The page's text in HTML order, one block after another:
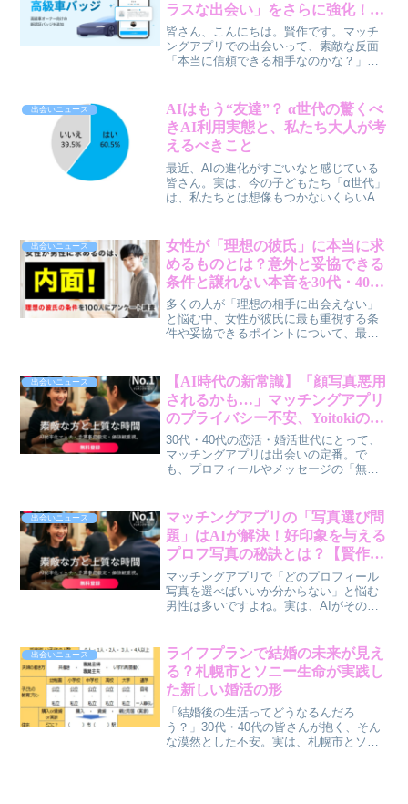
ラスな出会い」をさらに強化！賢
作が本音で解説
皆さん、こんにちは。賢作です。マッチ
ングアプリでの出会いって、素敵な反面
「本当に信頼できる相手なのかな？」と
グアプリ「Hills high」が、この度、高級
車を所有するユーザー向けの新たな認証
バッジ「高級車バッジ」を導入しまし
た。この新機能は、相手のプロフィール
に、より客観的な信頼性を加えること
で、真剣な出会いを求める30代〜40代の
皆さんの安心感を大きく高めてくれるは
ずです。賢作としても、この新機能は、
に心強い要素だと感じています。
出会いニュース
AIはもう“友達”？ α世代の驚くべ
きAI利用実態と、私たち大人が考
えるべきこと
最近、AIの進化がすごいなと感じている
皆さん。実は、今の子どもたち「α世代」
は、私たちとは想像もつかないくらいAI
まるで友達のように感じているという驚
きの実態が明らかになりました。でも、
そこには「思考力低下」という不安
も…。今回は、α世代のAIとの新しい関係
性から、私たち大人がどう向き合うべき
か、一緒に考えてみませんか？
出会いニュース
女性が「理想の彼氏」に本当に求
めるものとは？意外と妥協できる
条件と譲れない本音を30代・40代
男性が考察
多くの人が「理想の相手に出会えない」
と悩む中、女性が彼氏に最も重視する条
件や妥協できるポイントについて、最新
果から見えてくる「長く続く関係」のヒ
ントを深掘りします。
出会いニュース
【AI時代の新常識】「顔写真悪用
されるかも…」マッチングアプリ
のプライバシー不安、Yoitokiの新
機能が解決策になるって知って
た？
30代・40代の恋活・婚活世代にとって、
マッチングアプリは出会いの定番。で
も、プロフィールやメッセージの「無断
く、大人の恋活・婚活アプリ「Yoitoki」
が、AI時代のプライバシーリスクに対応
する画期的な新機能を導入しました。ス
クリーンショットや画面録画を抑止する
この機能が、あなたのオンラインでの出
会いをどう変えるのか、賢作が本音で解
説します。
出会いニュース
マッチングアプリの「写真選び問
題」はAIが解決！好印象を与える
プロフ写真の秘訣とは？【賢作コ
ラム】
マッチングアプリで「どのプロフィール
写真を選べばいいか分からない」と悩む
男性は多いですよね。実は、AIがその悩
す。今回は、賢作がAIを活用した写真選
びの秘訣を深掘りします。
出会いニュース
ライフプランで結婚の未来が見え
る？札幌市とソニー生命が実践し
た新しい婚活の形
「結婚後の生活ってどうなるんだろ
う？」30代・40代の皆さんが抱く、そん
な漠然とした不安。実は、札幌市とソニ